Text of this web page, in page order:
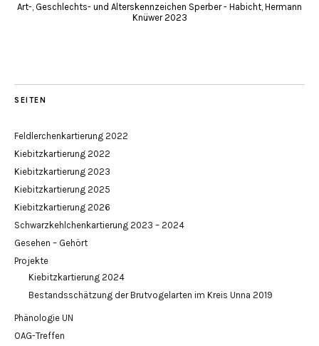
Art-, Geschlechts- und Alterskennzeichen Sperber - Habicht, Hermann
Knüwer 2023
SEITEN
Feldlerchenkartierung 2022
Kiebitzkartierung 2022
Kiebitzkartierung 2023
Kiebitzkartierung 2025
Kiebitzkartierung 2026
Schwarzkehlchenkartierung 2023 – 2024
Gesehen – Gehört
Projekte
Kiebitzkartierung 2024
Bestandsschätzung der Brutvogelarten im Kreis Unna 2019
Phänologie UN
OAG-Treffen